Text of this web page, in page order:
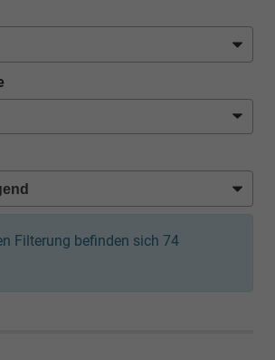
Filterung befinden sich 74